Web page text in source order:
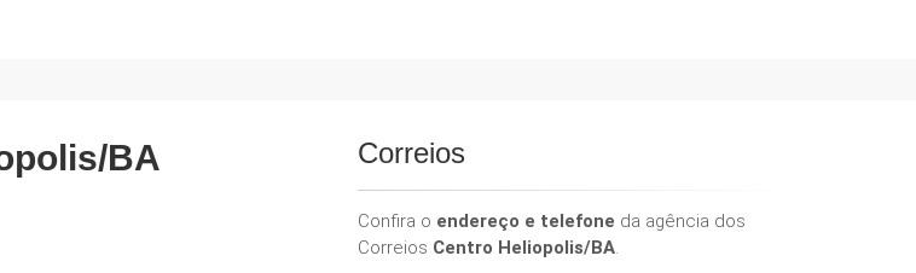
BA Correios
Confira o endereço e telefone da agência dos
Correios Centro Heliopolis/BA.